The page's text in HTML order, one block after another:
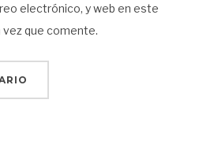
electrónico, y web en este
vez que comente.